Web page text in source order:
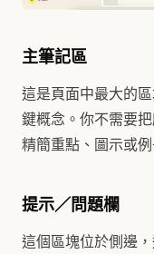
主筆記區
這是頁面中最大的
鍵概念。你不需要
精簡重點、圖示或
提示／問題欄
這個區塊位於側邊